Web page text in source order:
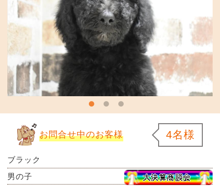
お問合せ中のお客様 4名様
ブラック
男の子